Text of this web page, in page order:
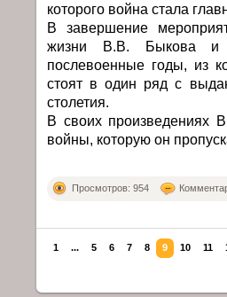
которого война стала
В завершение
жизни В.В. Быкова и
послевоенные годы, из
стоят в один ряд с
столетия.
В своих произведениях
войны, которую он
Просмотров: 954
1 ... 5 6 7 8 9 10 11